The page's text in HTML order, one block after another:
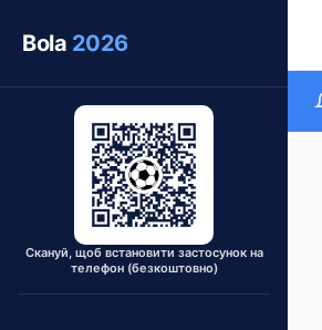
Bola 2026
Скануй, щоб встановити застосунок на
телефон (безкоштовно)